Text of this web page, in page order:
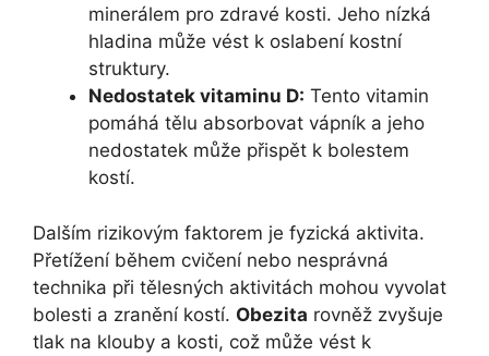
minerálem pro zdravé kosti. Jeho nízká
hladina může vést k oslabení kostní
struktury.
Nedostatek vitaminu D: Tento vitamin
pomáhá tělu absorbovat vápník a jeho
nedostatek může přispět k bolestem
kostí.
Dalším rizikovým faktorem je fyzická aktivita.
Přetížení během cvičení nebo nesprávná
technika při tělesných aktivitách mohou vyvolat
bolesti a zranění kostí. Obezita rovněž zvyšuje
tlak na klouby a kosti, což může vést k